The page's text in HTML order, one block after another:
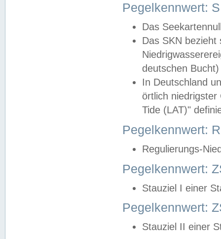
Pegelkennwert:
Das
Das SKN
deutschen
In Deutschland
örtlich
Tide (LAT)"
Pegelkennwert:
Regulierungs-
Pegelkennwert:
Stauziel I einer
Pegelkennwert:
Stauziel II einer